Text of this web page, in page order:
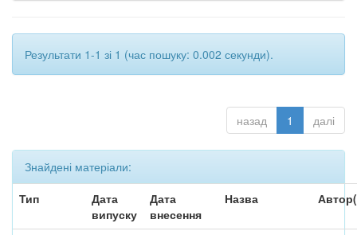
Результати 1-1 зі 1 (час пошуку: 0.002 секунди).
назад 1 далі
Знайдені матеріали:
Тип
Дата
випуску
Дата
внесення
Назва